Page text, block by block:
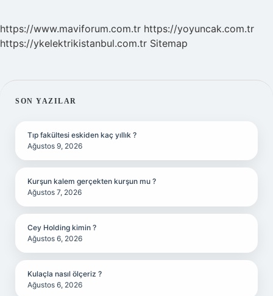
https://www.maviforum.com.tr https://yoyuncak.com.tr
https://ykelektrikistanbul.com.tr Sitemap
SIDEBAR
SON YAZILAR
Tıp fakültesi eskiden kaç yıllık ?
Ağustos 9, 2026
Kurşun kalem gerçekten kurşun mu ?
Ağustos 7, 2026
Cey Holding kimin ?
Ağustos 6, 2026
Kulaçla nasıl ölçeriz ?
Ağustos 6, 2026